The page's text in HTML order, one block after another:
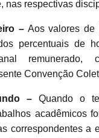
nas respectivas
–Aos valores de
percentuais de
remunerado,
Convenção
– Quando o
acadêmicos
correspondentes a